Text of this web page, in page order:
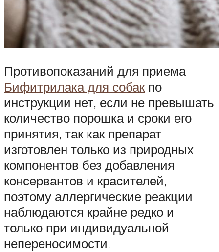
Противопоказаний для приема
Бифитрилака для собак по
инструкции нет, если не превышать
количество порошка и сроки его
принятия, так как препарат
изготовлен только из природных
компонентов без добавления
консервантов и красителей,
поэтому аллергические реакции
наблюдаются крайне редко и
только при индивидуальной
непереносимости.